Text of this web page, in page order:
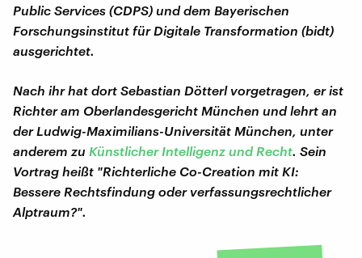
Public Services (CDPS) und dem Bayerischen
Forschungsinstitut für Digitale Transformation (bidt)
ausgerichtet.
Nach ihr hat dort Sebastian Dötterl vorgetragen, er ist
Richter am Oberlandesgericht München und lehrt an
der Ludwig-Maximilians-Universität München, unter
anderem zu Künstlicher Intelligenz und Recht. Sein
Vortrag heißt "Richterliche Co-Creation mit KI:
Bessere Rechtsfindung oder verfassungsrechtlicher
Alptraum?".